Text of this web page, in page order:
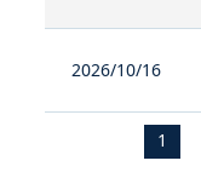
2026/10/16
1